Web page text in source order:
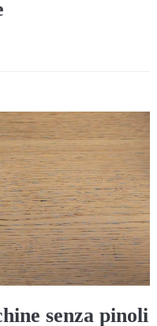
senza pinoli